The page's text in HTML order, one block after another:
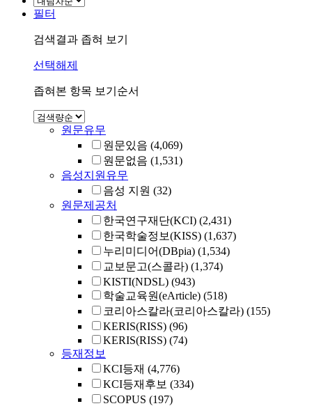
필터
검색결과 좁혀 보기
선택해제
좁혀본 항목 보기순서
원문유무
원문있음 (4,069)
원문없음 (1,531)
음성지원유무
음성 지원 (32)
원문제공처
한국연구재단(KCI) (2,431)
한국학술정보(KISS) (1,637)
누리미디어(DBpia) (1,534)
교보문고(스콜라) (1,374)
KISTI(NDSL) (943)
학술교육원(eArticle) (518)
코리아스칼라(코리아스칼라) (155)
KERIS(RISS) (96)
KERIS(RISS) (74)
등재정보
KCI등재 (4,776)
KCI등재후보 (334)
SCOPUS (197)